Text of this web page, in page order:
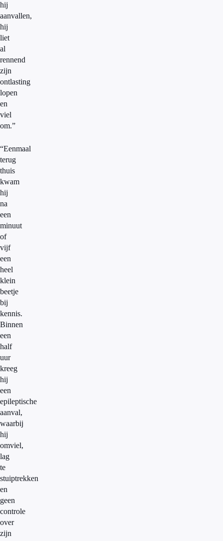
hij
aanvallen,
hij
liet
al
rennend
zijn
ontlasting
lopen
en
viel
om.”
“Eenmaal
terug
thuis
kwam
hij
na
een
minuut
of
vijf
een
heel
klein
beetje
bij
kennis.
Binnen
een
half
uur
kreeg
hij
een
epileptische
aanval,
waarbij
hij
omviel,
lag
te
stuiptrekken
en
geen
controle
over
zijn